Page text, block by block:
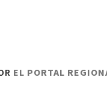
EL PORTAL